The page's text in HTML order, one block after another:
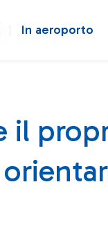
In aeroporto
il